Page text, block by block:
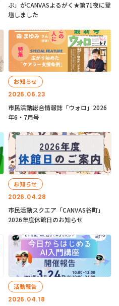
ぷ」がCANVASよるがく★第71夜に登
壇しました
2026.06.23
お知らせ
市民活動総合情報誌「ウォロ」2026
年6・7月号
2026.04.28
お知らせ
市民活動スクエア「CANVAS谷町」
2026年度休館日のお知らせ
2026.04.18
活動報告